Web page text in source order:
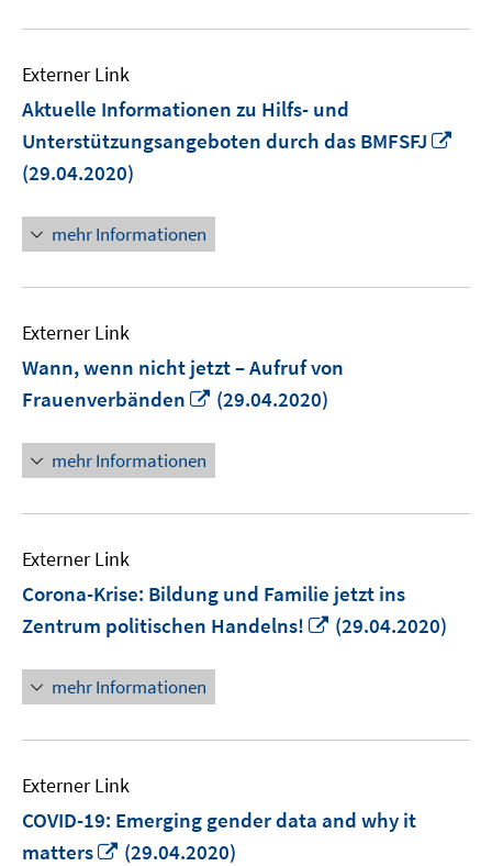
Externer Link
Aktuelle Informationen zu Hilfs- und
Unterstützungsangeboten durch das BMFSFJ
(29.04.2020)
mehr Informationen
Externer Link
Wann, wenn nicht jetzt – Aufruf von
Frauenverbänden
In
Fenster
öffnen
(29.04.2020)
mehr Informationen
Externer Link
Corona-Krise: Bildung und Familie jetzt ins
Zentrum politischen Handelns!
In
(29.04.2020)
mehr Informationen
Externer Link
COVID-19: Emerging gender data and why it
matters
In
(29.04.2020)